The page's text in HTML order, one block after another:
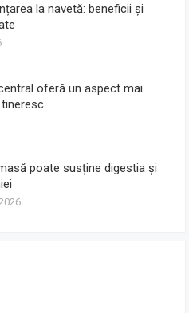
la navetă: beneficii și
oferă un aspect mai
poate susține digestia și